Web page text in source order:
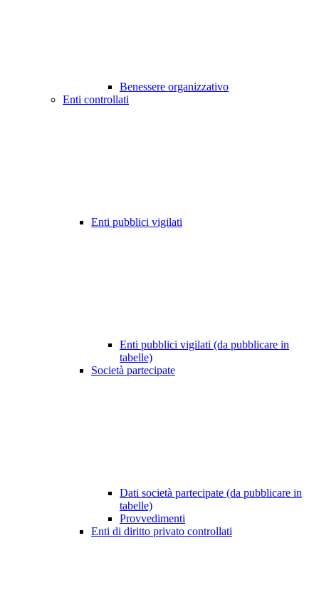
Benessere organizzativo
Enti controllati
Enti pubblici vigilati
Enti pubblici vigilati (da pubblicare in
tabelle)
Società partecipate
Dati società partecipate (da pubblicare in
tabelle)
Provvedimenti
Enti di diritto privato controllati